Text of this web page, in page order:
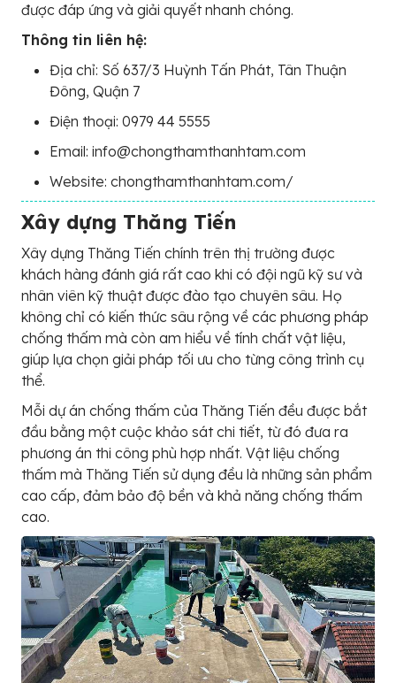
được đáp ứng và giải quyết nhanh chóng.
Thông tin liên hệ:
Địa chỉ: Số 637/3 Huỳnh Tấn Phát, Tân Thuận
Đông, Quận 7
Điện thoại: 0979 44 5555
Email: info@chongthamthanhtam.com
Website: chongthamthanhtam.com/
Xây dựng Thăng Tiến
Xây dựng Thăng Tiến chính trên thị trường được
khách hàng đánh giá rất cao khi có đội ngũ kỹ sư và
nhân viên kỹ thuật được đào tạo chuyên sâu. Họ
không chỉ có kiến thức sâu rộng về các phương pháp
chống thấm mà còn am hiểu về tính chất vật liệu,
giúp lựa chọn giải pháp tối ưu cho từng công trình cụ
thể.
Mỗi dự án chống thấm của Thăng Tiến đều được bắt
đầu bằng một cuộc khảo sát chi tiết, từ đó đưa ra
phương án thi công phù hợp nhất. Vật liệu chống
thấm mà Thăng Tiến sử dụng đều là những sản phẩm
cao cấp, đảm bảo độ bền và khả năng chống thấm
cao.